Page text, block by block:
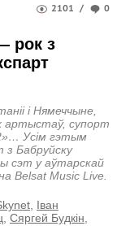
2101 / 0
рок з
і Нямеччыне,
артыстаў, супорт
Усім гэтым
з Бабруйску
сэт у аўтарскай
Belsat Music Live.
, Іван
Сяргей Будкін